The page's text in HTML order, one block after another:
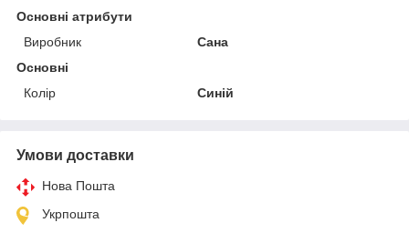
Основні атрибути
Виробник
Сана
Основні
Колір
Синій
Умови доставки
Нова Пошта
Укрпошта